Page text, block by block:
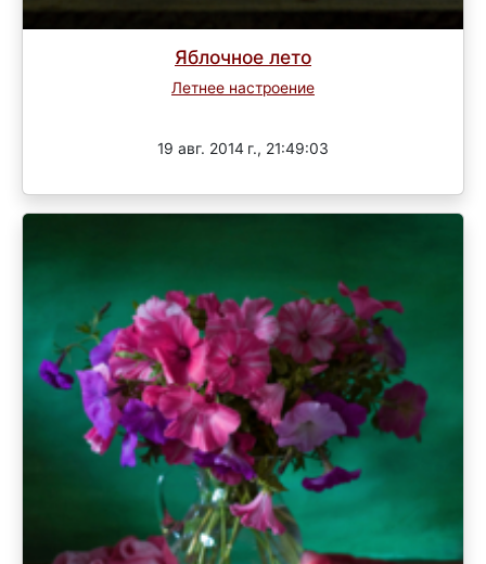
Яблочное лето
Летнее настроение
19 авг. 2014 г., 21:49:03